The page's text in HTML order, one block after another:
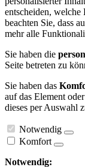
entscheiden, welche
beachten Sie, dass
mehr alle
Sie haben die
Seite betreten zu
Sie haben das
auf das Element
dieses per Auswahl
Notwendig
Komfort
Notwendig: